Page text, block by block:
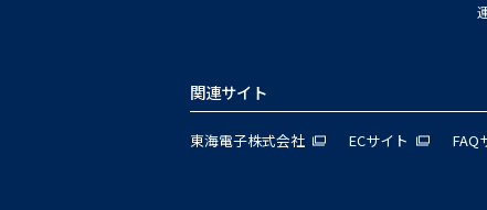
関連サイト
東海電子株式会社 ECサイト FAQ